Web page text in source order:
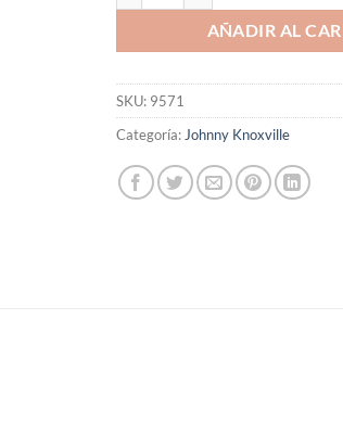
AÑADIR AL
SKU: 9571
Categoría: Johnny Knoxville